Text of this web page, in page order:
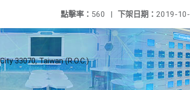
下架日期： 2019-
點擊率： 560 |
33070, Taiwan (R.O.C.)